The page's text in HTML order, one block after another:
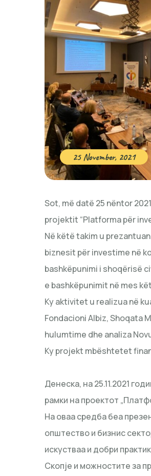
25 November, 2021
Sot, më datë 25 nëntor
projektit “Platforma për
Në këtë takim u
biznesit për investime në
bashkëpunimi i shoqërisë
e bashkëpunimit në mes
Ky aktivitet u realizua në
Fondacioni Albiz, Shoqata
hulumtime dhe analiza
Ky projekt mbështetet
Денеска, на 25.11.2021
рамки на проектот
Нa оваа средба беа
општество и бизнис
искустваа и добри
Скопје и можностите за